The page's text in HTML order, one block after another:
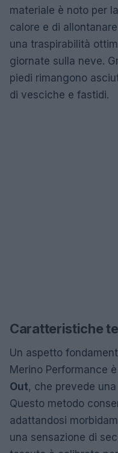
materiale è noto per
calore e di
una traspirabilità
giornate sulla neve.
piedi rimangono
di vesciche e fastidi.
Caratteristiche
Un aspetto
Merino Performance
Out, che prevede
Questo metodo
adattandosi
una sensazione di